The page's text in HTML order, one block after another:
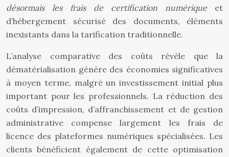
désormais les frais de certification numériqueet
d’hébergement sécurisé des documents, éléments
inexistants dans la tarification traditionnelle.
L’analyse comparative des coûts révèle que la
dématérialisation génère des économies significatives
à moyen terme, malgré un investissement initial plus
important pour les professionnels. La réduction des
coûts d’impression, d’affranchissement et de gestion
administrative compense largement les frais de
licence des plateformes numériques spécialisées. Les
clients bénéficient également de cette optimisation